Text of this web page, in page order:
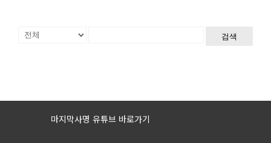
검색
마지막사명 유튜브 바로가기